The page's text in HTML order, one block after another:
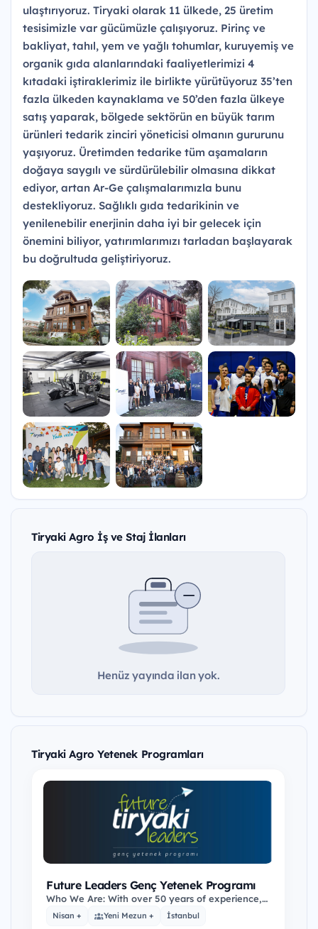
ulaştırıyoruz. Tiryaki olarak 11 ülkede, 25 üretim
tesisimizle var gücümüzle çalışıyoruz. Pirinç ve
bakliyat, tahıl, yem ve yağlı tohumlar, kuruyemiş ve
organik gıda alanlarındaki faaliyetlerimizi 4
kıtadaki iştiraklerimiz ile birlikte yürütüyoruz 35’ten
fazla ülkeden kaynaklama ve 50’den fazla ülkeye
satış yaparak, bölgede sektörün en büyük tarım
ürünleri tedarik zinciri yöneticisi olmanın gururunu
yaşıyoruz. Üretimden tedarike tüm aşamaların
doğaya saygılı ve sürdürülebilir olmasına dikkat
ediyor, artan Ar-Ge çalışmalarımızla bunu
destekliyoruz. Sağlıklı gıda tedarikinin ve
yenilenebilir enerjinin daha iyi bir gelecek için
önemini biliyor, yatırımlarımızı tarladan başlayarak
bu doğrultuda geliştiriyoruz.
Tiryaki Agro İş ve Staj İlanları
Henüz yayında ilan yok.
Tiryaki Agro Yetenek Programları
Future Leaders Genç Yetenek Programı
Who We Are: With over 50 years of experience,
we add value by processing rice and pulses,
Nisan + Yeni Mezun + İstanbul